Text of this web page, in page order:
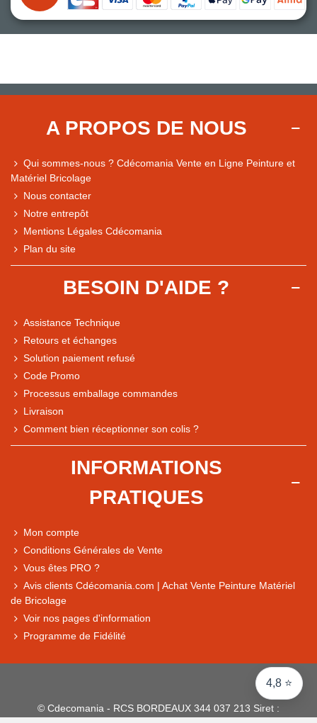
4,8 ⭐
Comparaison des performances du magasin
A PROPOS DE NOUS
Qui sommes-nous ? Cdécomania Vente en Ligne Peinture et
Matériel Bricolage
Nous contacter
Notre entrepôt
Mentions Légales Cdécomania
Plan du site
BESOIN D'AIDE ?
Assistance Technique
Retours et échanges
Solution paiement refusé
Code Promo
Processus emballage commandes
Livraison
Comment bien réceptionner son colis ?
INFORMATIONS
PRATIQUES
Mon compte
Conditions Générales de Vente
Vous êtes PRO ?
Avis clients Cdécomania.com | Achat Vente Peinture Matériel
de Bricolage
Voir nos pages d'information
Programme de Fidélité
© Cdecomania - RCS BORDEAUX 344 037 213 Siret :